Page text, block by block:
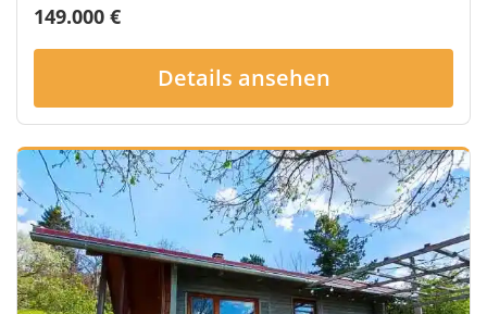
149.000 €
Details ansehen